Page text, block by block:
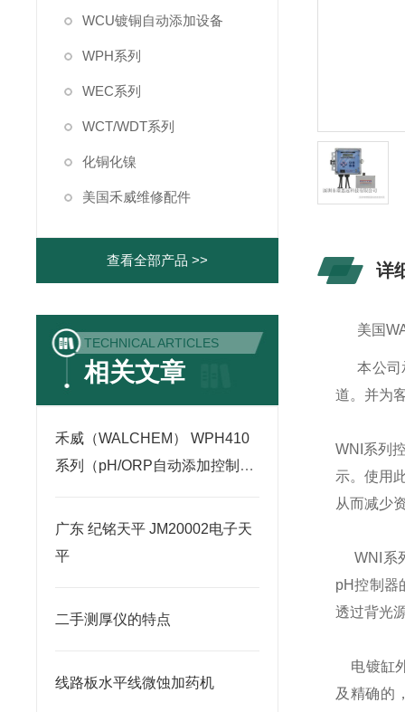
WCU镀铜自动添加设备
WPH系列
WEC系列
WCT/WDT系列
化铜化镍
美国禾威维修配件
查看全部产品 >>
TECHNICAL ARTICLES
相关文章
禾威（WALCHEM） WPH410
系列（pH/ORP自动添加控制
广东 纪铭天平 JM20002电子天
平
二手测厚仪的特点
线路板水平线微蚀加药机
详
美国
本公司
道。并为
WNI 系列
示。使用
从而减少
WNI 系
pH控制器
透过背光
电镀缸
及精确的